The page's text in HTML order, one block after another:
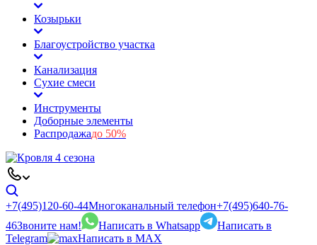
Козырьки
Благоустройство участка
Канализация
Сухие смеси
Инструменты
Доборные элементы
Распродажадо 50%
+7(495)120-60-44Многоканальный телефон+7(495)640-76-
46Звоните нам! Написать в Whatsapp
Написать в
Telegram
Написать в MAX